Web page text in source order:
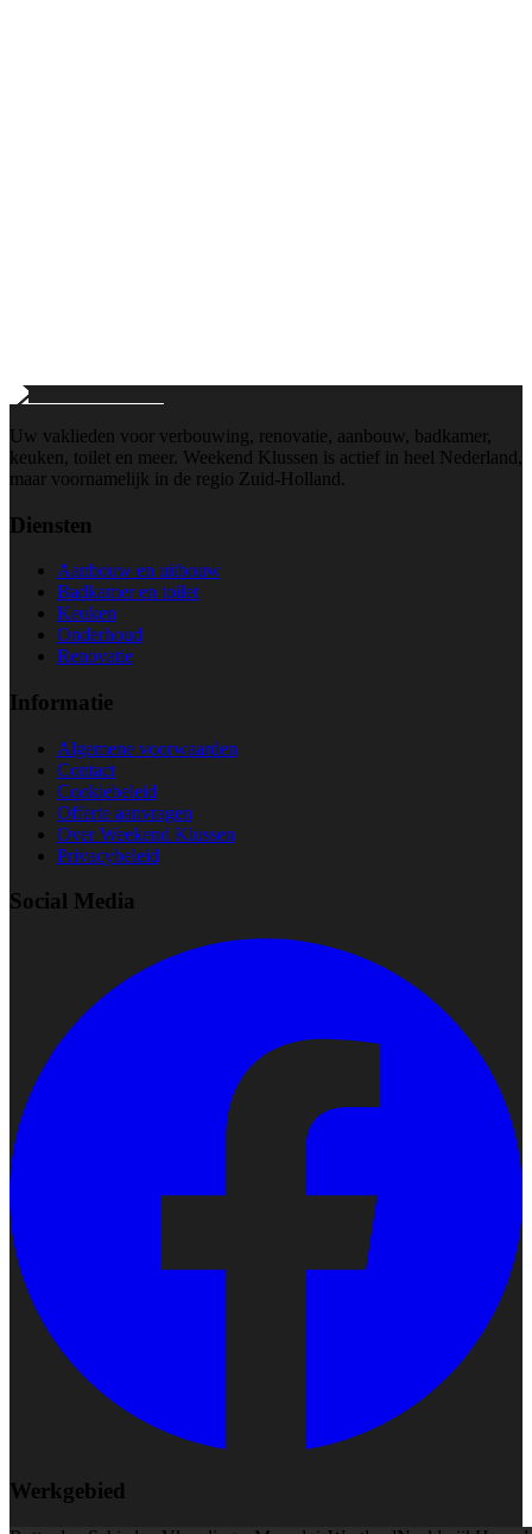
Uw vaklieden voor verbouwing, renovatie, aanbouw, badkamer,
keuken, toilet en meer. Weekend Klussen is actief in heel Nederland,
maar voornamelijk in de regio Zuid-Holland.
Diensten
Aanbouw en uitbouw
Badkamer en toilet
Keuken
Onderhoud
Renovatie
Informatie
Algemene voorwaarden
Contact
Cookiebeleid
Offerte aanvragen
Over Weekend Klussen
Privacybeleid
Social Media
Werkgebied